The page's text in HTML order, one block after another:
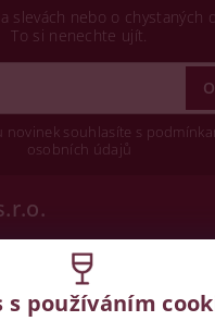
slevách nebo o chystaných
To si nenechte ujít.
novinek souhlasíte s
osobních údajů
s používáním